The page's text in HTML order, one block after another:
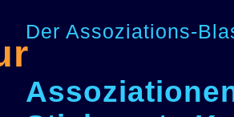
Der Assoziations-